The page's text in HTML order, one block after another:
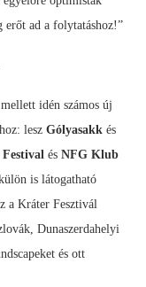
erőt ad a folytatáshoz!”
idén számos új
lesz Gólyasakk és
Festival és NFG Klub
is látogatható
a Kráter Fesztivál
Dunaszerdahelyi
és ott